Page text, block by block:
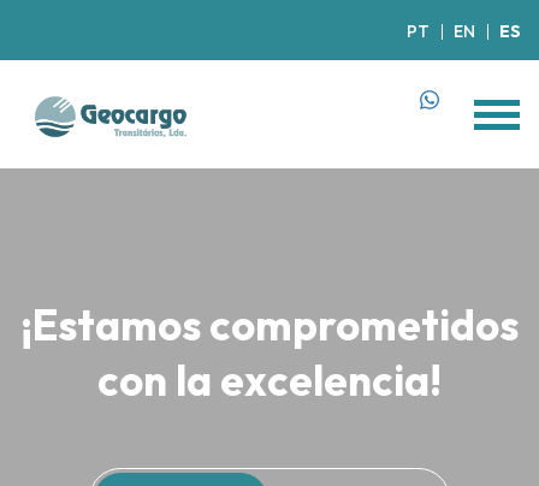
PT EN ES
¡Estamos comprometidos
con la excelencia!